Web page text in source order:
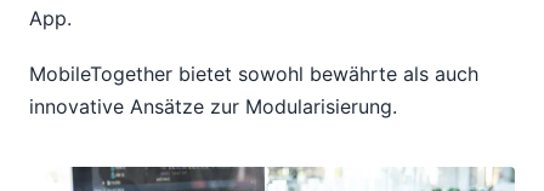
App.
MobileTogether bietet sowohl bewährte als auch
innovative Ansätze zur Modularisierung.